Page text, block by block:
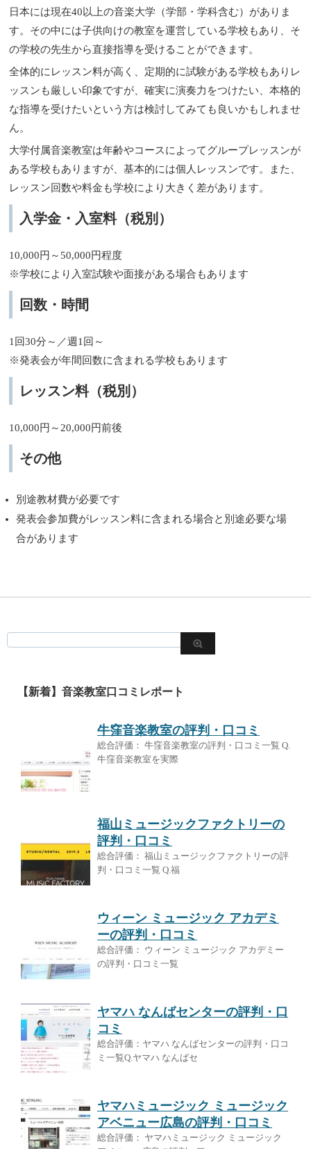
日本には現在40以上の音楽大学（学部・学科含む）がありま
す。その中には子供向けの教室を運営している学校もあり、そ
の学校の先生から直接指導を受けることができます。
全体的にレッスン料が高く、定期的に試験がある学校もありレ
ッスンも厳しい印象ですが、確実に演奏力をつけたい、本格的
な指導を受けたいという方は検討してみても良いかもしれませ
ん。
大学付属音楽教室は年齢やコースによってグループレッスンが
ある学校もありますが、基本的には個人レッスンです。また、
レッスン回数や料金も学校により大きく差があります。
入学金・入室料（税別）
10,000円～50,000円程度
※学校により入室試験や面接がある場合もあります
回数・時間
1回30分～／週1回～
※発表会が年間回数に含まれる学校もあります
レッスン料（税別）
10,000円～20,000円前後
その他
別途教材費が必要です
発表会参加費がレッスン料に含まれる場合と別途必要な場
合があります
【新着】音楽教室口コミレポート
牛窪音楽教室の評判・口コミ
総合評価： 牛窪音楽教室の評判・口コミ一覧 Q.
牛窪音楽教室を実際
福山ミュージックファクトリーの
評判・口コミ
総合評価： 福山ミュージックファクトリーの評
判・口コミ一覧 Q.福
ウィーン ミュージック アカデミ
ーの評判・口コミ
総合評価： ウィーン ミュージック アカデミー
の評判・口コミ一覧
ヤマハ なんばセンターの評判・口
コミ
総合評価：ヤマハ なんばセンターの評判・口コ
ミ一覧Q.ヤマハ なんばセ
ヤマハミュージック ミュージック
アベニュー広島の評判・口コミ
総合評価： ヤマハミュージック ミュージック